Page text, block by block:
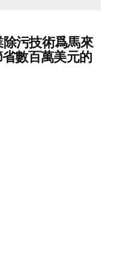
污技術爲馬來
數百萬美元的